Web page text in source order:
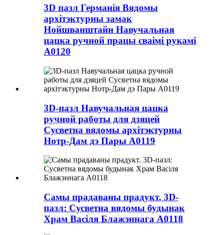
3D пазл Германія Вядомы
архітэктурны замак
Нойшванштайн Навучальная
цацка ручной працы сваімі рукамі
A0120
3D-пазл Навучальная цацка
ручной работы для дзяцей
Сусветна вядомы архітэктурны
Нотр-Дам дэ Пары A0119
Самы прадаваны прадукт. 3D-
пазл: Сусветна вядомы будынак
Храм Васіля Блажэннага A0118